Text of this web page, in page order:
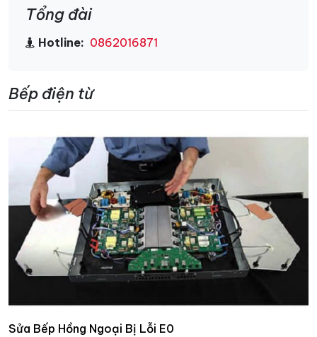
Tổng đài
Hotline: 0862016871
Bếp điện từ
Sửa Bếp Hồng Ngoại Bị Lỗi E0